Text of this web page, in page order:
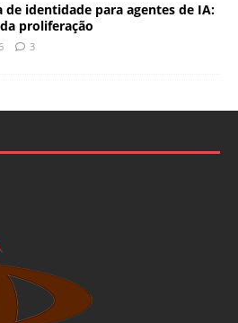
de identidade para agentes de IA:
proliferação
3